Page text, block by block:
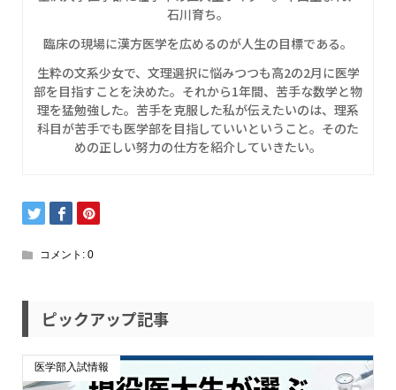
石川育ち。
臨床の現場に漢方医学を広めるのが人生の目標である。
生粋の文系少女で、文理選択に悩みつつも高2の2月に医学
部を目指すことを決めた。それから1年間、苦手な数学と物
理を猛勉強した。苦手を克服した私が伝えたいのは、理系
科目が苦手でも医学部を目指していいということ。そのた
めの正しい努力の仕方を紹介していきたい。
コメント: 0
ピックアップ記事
医学部入試情報